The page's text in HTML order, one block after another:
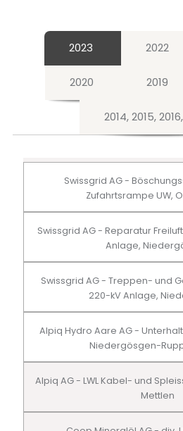
2023 2022
2020 2019
2014, 2015,
Swissgrid AG -
Zufahrtsrampe UW,
Swissgrid AG - Reparatur
Anlage,
Swissgrid AG - Treppen- und
220-kV Anlage,
Alpiq Hydro Aare AG -
Niedergösgen-
Alpiq AG - LWL Kabel- und
Mettlen